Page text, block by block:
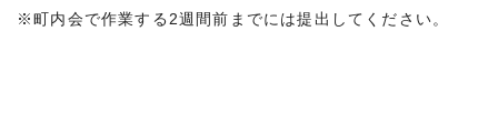
※町内会で作業する2週間前までには提出してください。